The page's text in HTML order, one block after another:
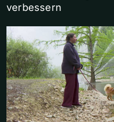
verbessern